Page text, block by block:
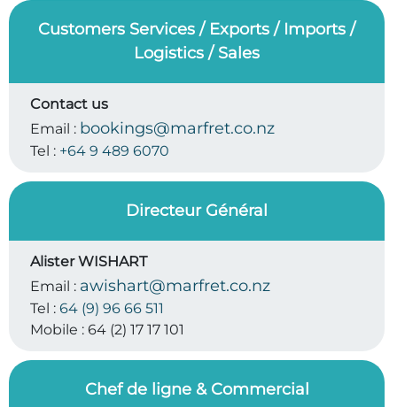
Customers Services / Exports / Imports /
Logistics / Sales
Contact us
Email : bookings@marfret.co.nz
Tel : +64 9 489 6070
Directeur Général
Alister WISHART
Email : awishart@marfret.co.nz
Tel : 64 (9) 96 66 511
Mobile : 64 (2) 17 17 101
Chef de ligne & Commercial